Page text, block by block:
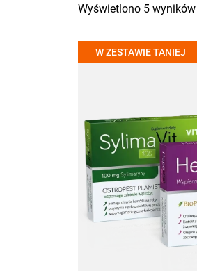
Wyświetlono 5 wyników
W ZESTAWIE TANIEJ